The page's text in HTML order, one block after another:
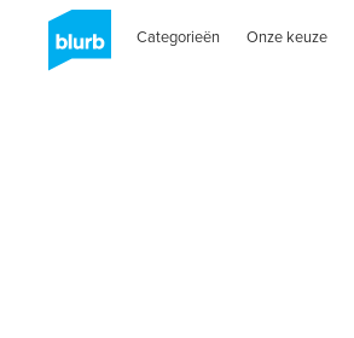
Categorieën Onze keuze